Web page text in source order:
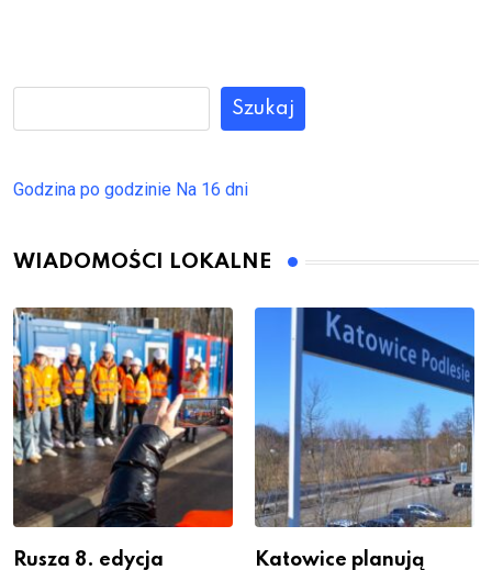
Szukaj
Godzina po godzinie Na 16 dni
WIADOMOŚCI LOKALNE
Rusza 8. edycja
Katowice planują